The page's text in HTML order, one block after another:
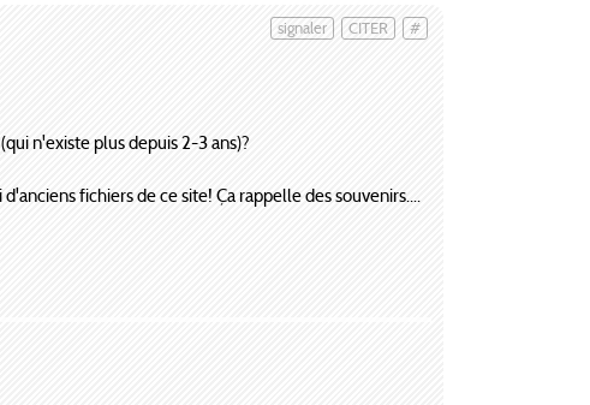
#
CITER
signaler
n'existe plus depuis 2-3 ans)?
fichiers de ce site! Ça rappelle des souvenirs....